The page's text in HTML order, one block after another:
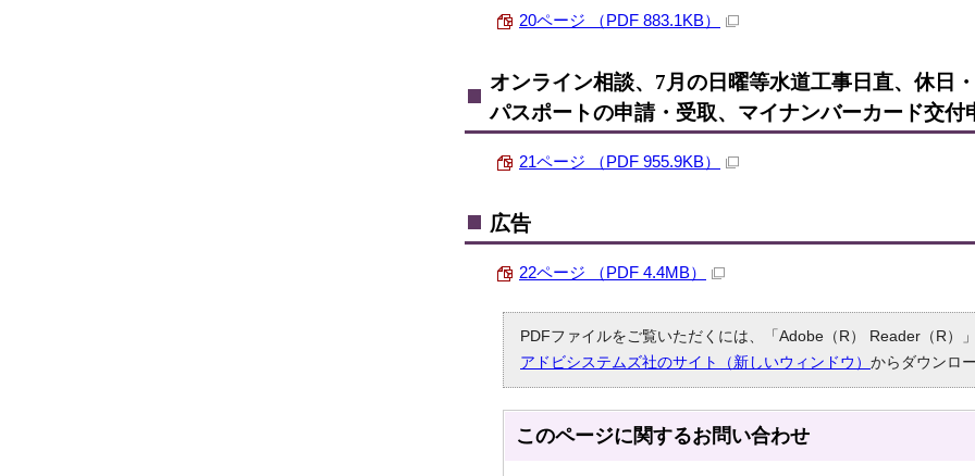
20ページ （PDF 883.1KB）
オンライン相談、7月の日曜等水道工事日直、休日
パスポートの申請・受取、マイナンバーカード交
21ページ （PDF 955.9KB）
広告
22ページ （PDF 4.4MB）
PDFファイルをご覧いただくには、「Adobe（R） Reader（R）
アドビシステムズ社のサイト（新しいウィンドウ） からダウンロ
このページに関するお問い合わせ